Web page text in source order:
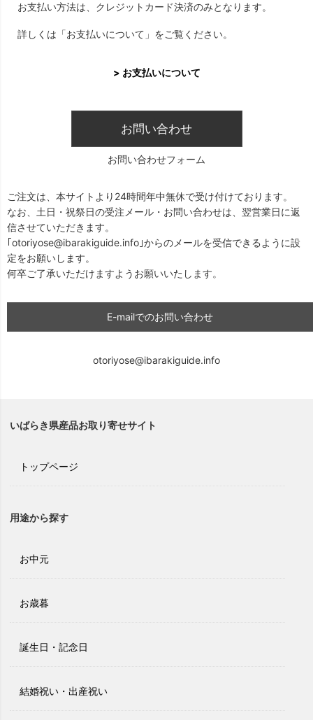
お支払い方法は、クレジットカード決済のみとなります。
詳しくは「お支払いについて」をご覧ください。
> お支払いについて
お問い合わせ
お問い合わせフォーム
ご注文は、本サイトより24時間年中無休で受け付けております。
なお、土日・祝祭日の受注メール・お問い合わせは、翌営業日に返
信させていただきます。
｢otoriyose@ibarakiguide.info｣からのメールを受信できるように設
定をお願いします。
何卒ご了承いただけますようお願いいたします。
E-mailでのお問い合わせ
otoriyose@ibarakiguide.info
いばらき県産品お取り寄せサイト
トップページ
用途から探す
お中元
お歳暮
誕生日・記念日
結婚祝い・出産祝い